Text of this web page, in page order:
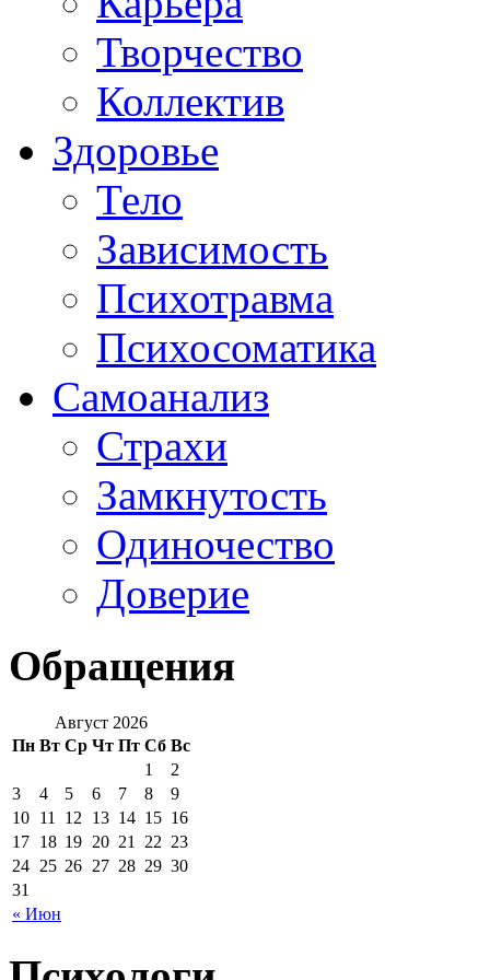
Творчество
Коллектив
Здоровье
Тело
Зависимость
Психотравма
Психосоматика
Самоанализ
Страхи
Замкнутость
Одиночество
Доверие
Обращения
Август 2026
Пн Вт Ср Чт Пт Сб Вс
« Июн
1
2
3
4 5 6 7 8
9
10 11 12 13 14 15 16
17 18 19 20 21 22 23
24 25 26 27 28 29 30
31